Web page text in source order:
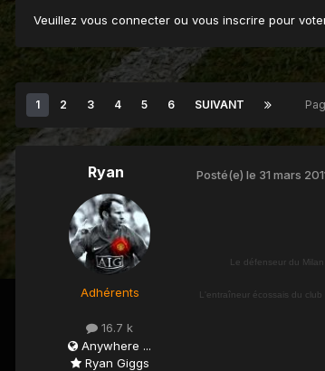
Veuillez vous connecter ou vous inscrire pour
1 2 3 4 5 6 SUIVANT
Ryan
Adhérents
16.7 k
Anywhere ...
Ryan Giggs
Posté(e) le 31 mars
Le défenseur du
L'entraîneur écossais du